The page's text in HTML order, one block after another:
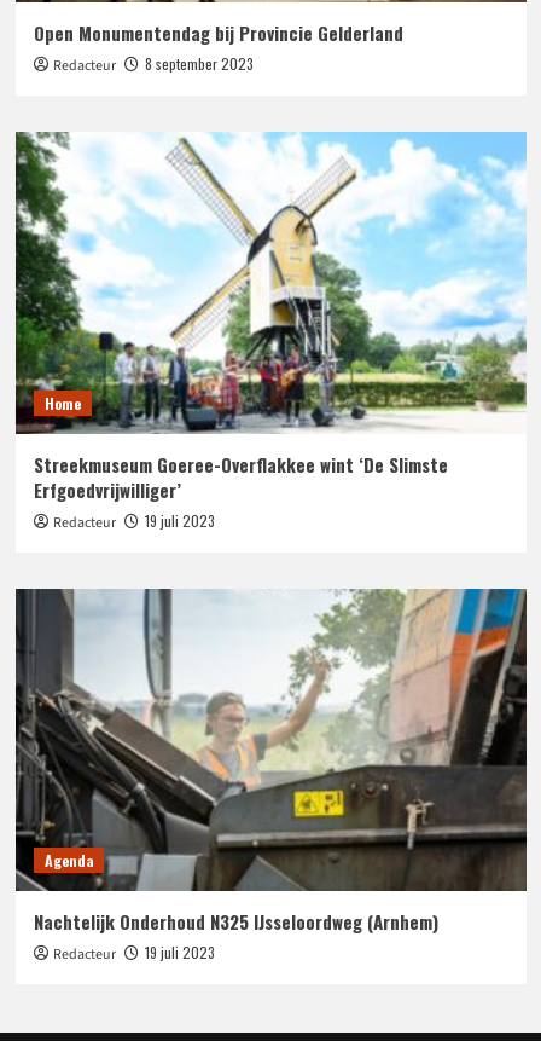
Open Monumentendag bij Provincie Gelderland
Redacteur 8 september 2023
Home
Streekmuseum Goeree-Overflakkee wint ‘De Slimste
Erfgoedvrijwilliger’
Redacteur 19 juli 2023
Agenda
Nachtelijk Onderhoud N325 IJsseloordweg (Arnhem)
Redacteur 19 juli 2023